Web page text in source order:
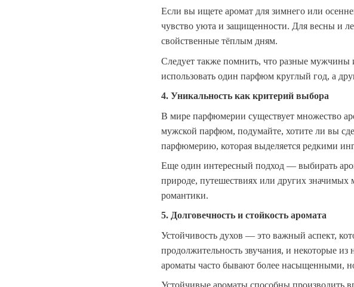
Если вы ищете аромат для зимнего или
чувство уюта и защищенности. Для весны и
свойственные тёплым дням.
Следует также помнить, что разные мужчины
использовать один парфюм круглый год, а
4. Уникальность как критерий выбора
В мире парфюмерии существует множество
мужской парфюм, подумайте, хотите ли вы
парфюмерию, которая выделяется редкими
Еще один интересный подход — выбирать
природе, путешествиях или других значимых
романтики.
5. Долговечность и стойкость аромата
Устойчивость духов — это важный аспект,
продолжительность звучания, и некоторые
ароматы часто бывают более насыщенными,